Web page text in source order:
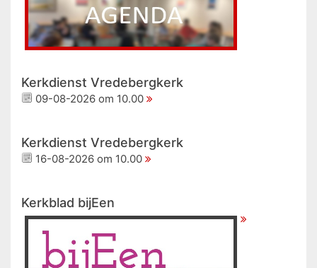
Kerkdienst Vredebergkerk
09-08-2026 om 10.00
Kerkdienst Vredebergkerk
16-08-2026 om 10.00
Kerkblad bijEen